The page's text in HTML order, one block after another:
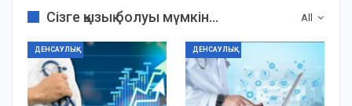
All
Сізге қызық болуы мүмкін...
ДЕНСАУЛЫҚ ДЕНСАУЛЫҚ